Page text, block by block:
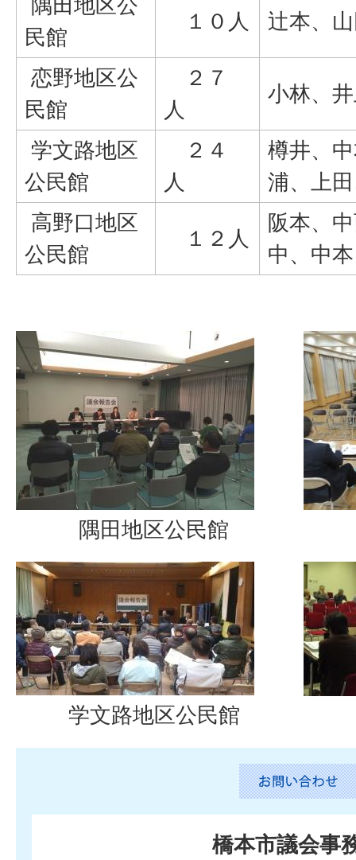
隅田地区公
民館
１０人 辻本、
恋野地区公
民館
２７
人
小林、
学文路地区
公民館
２４
人
樽井、
浦、上
高野口地区
公民館
１２人
阪本、
中、中
隅田地区公民館
学文路地区公民館
橋本市議会事